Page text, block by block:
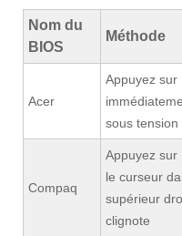
Nom du
BIOS
Méthode
Acer
Appuyez sur
sous tension
Compaq
Appuyez sur
le curseur
supérieur
clignote